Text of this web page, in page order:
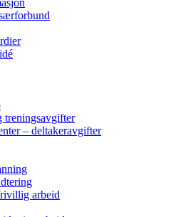
treningsavgifter
– deltakeravgifter
arbeid